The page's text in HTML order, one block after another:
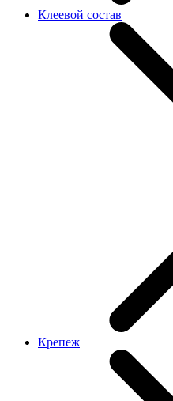
Клеевой состав
Крепеж